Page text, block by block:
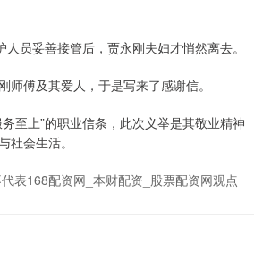
员妥善接管后，贾永刚夫妇才悄然离去。
傅及其爱人，于是写来了感谢信。
至上”的职业信条，此次义举是其敬业精神
会生活。
表168配资网_本财配资_股票配资网观点